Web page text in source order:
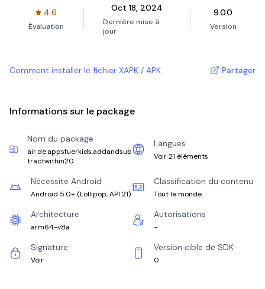
4.6
Évaluation
Oct 18, 2024
Dernière mise à
jour
9.0.0
Version
Comment installer le fichier XAPK / APK Partager
Informations sur le package
Nom du package
air.de.appsfuerkids.addandsub
tractwithin20
Langues
Voir 21 éléments
Nécessite Android
Android 5.0+ (Lollipop, API 21)
Classification du contenu
Tout le monde
Architecture
arm64-v8a
Autorisations
-
Signature
Voir
Version cible de SDK
0